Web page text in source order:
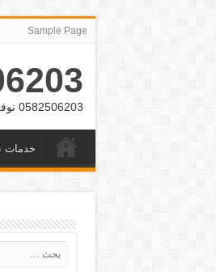
Sample Page
0582506203 تأجير
0582506203 نوفر لكم خدمه تأجير عاملات منزلية بالشهر بالرياض وجده
خدمات